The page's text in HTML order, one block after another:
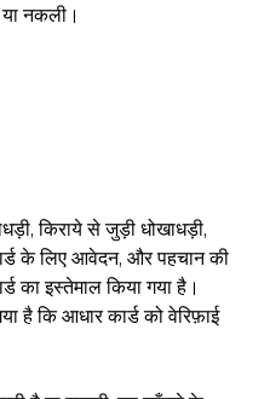
नकली।
किराये से जुड़ी धोखाधड़ी,
के लिए आवेदन, और पहचान की
का इस्तेमाल किया गया है।
है कि आधार कार्ड को वेरिफ़ाई